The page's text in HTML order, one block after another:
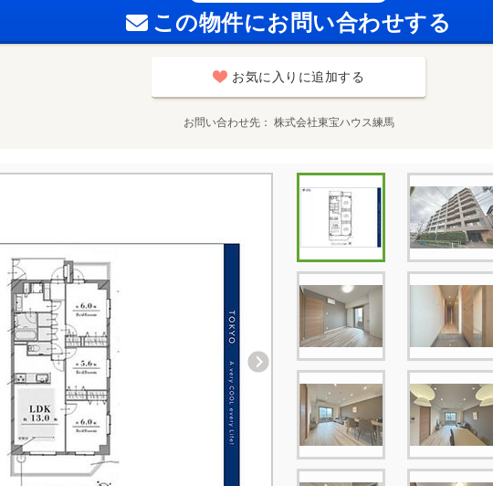
この物件にお問い合わせする
お気に入りに追加する
お問い合わせ先 株式会社東宝ハウス練馬